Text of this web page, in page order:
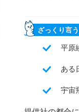
ざっくり言
平原
ある
宇宙